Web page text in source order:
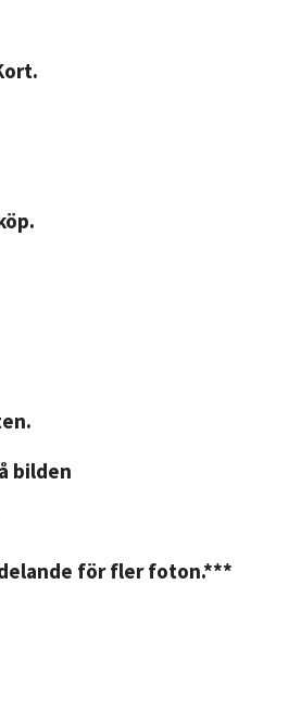
bilden
för fler foton.***